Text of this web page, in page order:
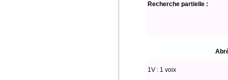
Recherche partielle :
1V : 1 voix